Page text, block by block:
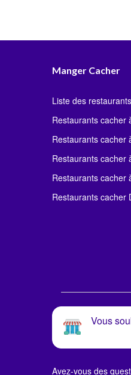
Manger Cacher
Liste des
Restaurants cacher
Restaurants cacher
Restaurants cacher
Restaurants cacher
Restaurants cacher
Vous
Avez-vous des